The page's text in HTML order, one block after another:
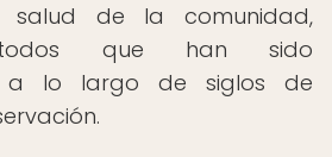
de la comunidad,
que han sido
a lo largo de siglos de